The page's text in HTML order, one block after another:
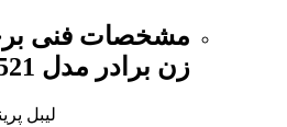
مشخصات فنی
زن برادر مدل TZe-521
لیبل